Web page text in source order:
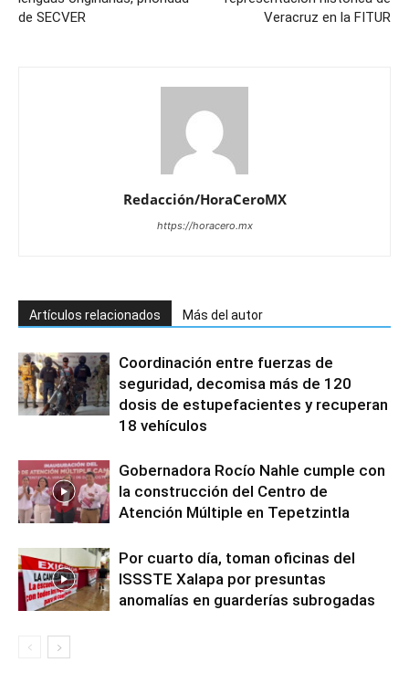
de SECVER
Veracruz en la FITUR
Redacción/HoraCeroMX
https://horacero.mx
Artículos relacionados Más del autor
Coordinación entre fuerzas de
seguridad, decomisa más de 120
dosis de estupefacientes y recuperan
18 vehículos
Gobernadora Rocío Nahle cumple con
la construcción del Centro de
Atención Múltiple en Tepetzintla
Por cuarto día, toman oficinas del
ISSSTE Xalapa por presuntas
anomalías en guarderías subrogadas